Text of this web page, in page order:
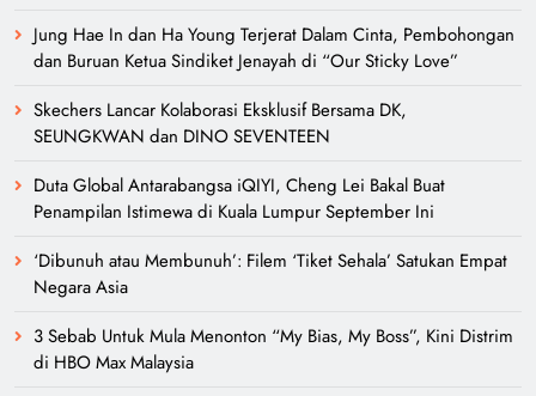
Jung Hae In dan Ha Young Terjerat Dalam Cinta, Pembohongan
dan Buruan Ketua Sindiket Jenayah di “Our Sticky Love”
Skechers Lancar Kolaborasi Eksklusif Bersama DK,
SEUNGKWAN dan DINO SEVENTEEN
Duta Global Antarabangsa iQIYI, Cheng Lei Bakal Buat
Penampilan Istimewa di Kuala Lumpur September Ini
‘Dibunuh atau Membunuh’: Filem ‘Tiket Sehala’ Satukan Empat
Negara Asia
3 Sebab Untuk Mula Menonton “My Bias, My Boss”, Kini Distrim
di HBO Max Malaysia